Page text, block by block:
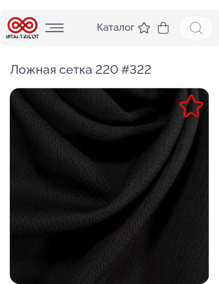
Каталог
Ложная сетка 220 #322